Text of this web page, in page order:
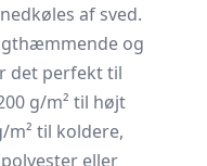
af sved.
og
det perfekt til
g/m² til højt
m² til koldere,
eller